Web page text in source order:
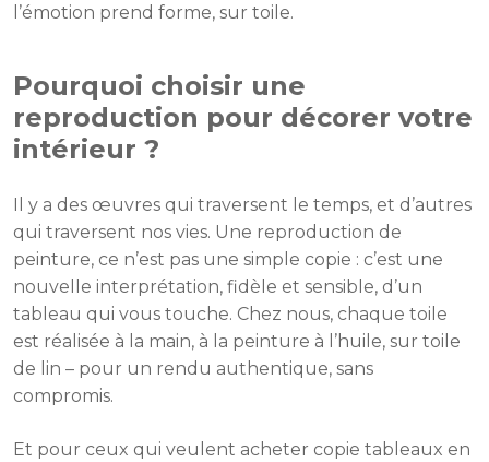
l’émotion prend forme, sur toile.
Pourquoi choisir une
reproduction pour décorer votre
intérieur ?
Il y a des œuvres qui traversent le temps, et d’autres
qui traversent nos vies. Une reproduction de
peinture, ce n’est pas une simple copie : c’est une
nouvelle interprétation, fidèle et sensible, d’un
tableau qui vous touche. Chez nous, chaque toile
est réalisée à la main, à la peinture à l’huile, sur toile
de lin – pour un rendu authentique, sans
compromis.
Et pour ceux qui veulent acheter copie tableaux en